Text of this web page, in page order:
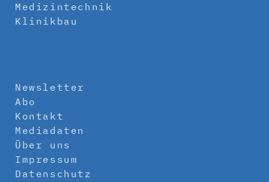
Medizintechnik
Klinikbau
Newsletter
Abo
Kontakt
Mediadaten
Über uns
Impressum
Datenschutz